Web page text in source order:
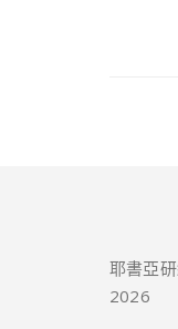
耶書亞
2026